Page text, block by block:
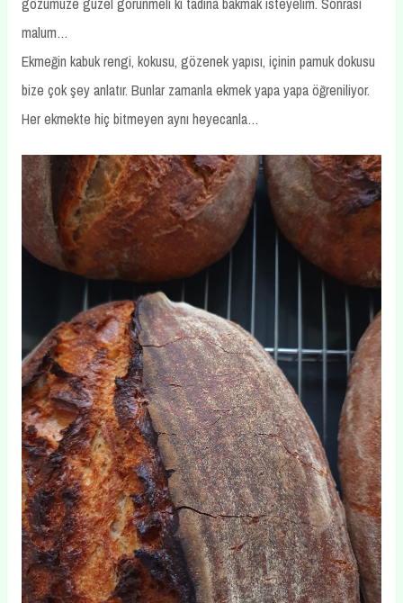
malum…
Ekmeğin kabuk rengi, kokusu, gözenek yapısı, içinin pamuk dokusu
bize çok şey anlatır. Bunlar zamanla ekmek yapa yapa öğreniliyor.
Her ekmekte hiç bitmeyen aynı heyecanla…